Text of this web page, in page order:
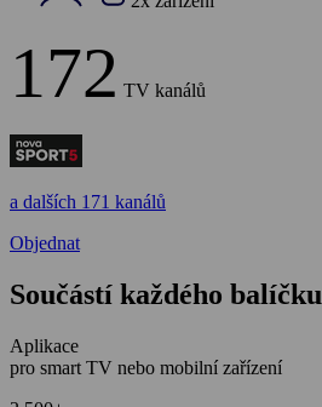
172 TV kanálů
a dalších 171 kanálů
Objednat
Součástí každého balíčku
Aplikace
pro smart TV nebo mobilní zařízení